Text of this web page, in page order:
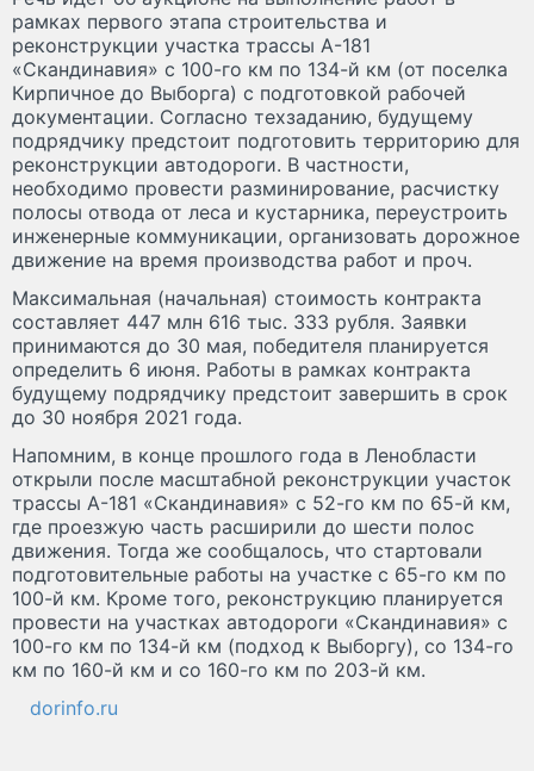
рамках первого этапа строительства и
реконструкции участка трассы А-181
«Скандинавия» с 100-го км по 134-й км (от поселка
Кирпичное до Выборга) с подготовкой рабочей
документации. Согласно техзаданию, будущему
подрядчику предстоит подготовить территорию для
реконструкции автодороги. В частности,
необходимо провести разминирование, расчистку
полосы отвода от леса и кустарника, переустроить
инженерные коммуникации, организовать дорожное
движение на время производства работ и проч.
Максимальная (начальная) стоимость контракта
составляет 447 млн 616 тыс. 333 рубля. Заявки
принимаются до 30 мая, победителя планируется
определить 6 июня. Работы в рамках контракта
будущему подрядчику предстоит завершить в срок
до 30 ноября 2021 года.
Напомним, в конце прошлого года в Ленобласти
открыли после масштабной реконструкции участок
трассы А-181 «Скандинавия» с 52-го км по 65-й км,
где проезжую часть расширили до шести полос
движения. Тогда же сообщалось, что стартовали
подготовительные работы на участке с 65-го км по
100-й км. Кроме того, реконструкцию планируется
провести на участках автодороги «Скандинавия» с
100-го км по 134-й км (подход к Выборгу), со 134-го
км по 160-й км и со 160-го км по 203-й км.
dorinfo.ru